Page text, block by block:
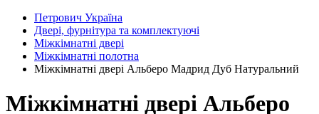
Петрович Україна
Двері, фурнітура та комплектуючі
Міжкімнатні двері
Міжкімнатні полотна
Міжкімнатні двері Альберо Мадрид Дуб Натуральний
Міжкімнатні двері Альберо